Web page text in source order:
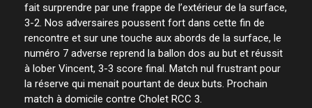
fait surprendre par une frappe de l’extérieur de la surface,
3-2. Nos adversaires poussent fort dans cette fin de
rencontre et sur une touche aux abords de la surface, le
numéro 7 adverse reprend la ballon dos au but et réussit
à lober Vincent, 3-3 score final. Match nul frustrant pour
la réserve qui menait pourtant de deux buts. Prochain
match à domicile contre Cholet RCC 3.